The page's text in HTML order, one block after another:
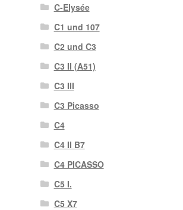
C-Elysée
C1 und 107
C2 und C3
C3 II (A51)
C3 III
C3 Picasso
C4
C4 II B7
C4 PICASSO
C5 I.
C5 X7